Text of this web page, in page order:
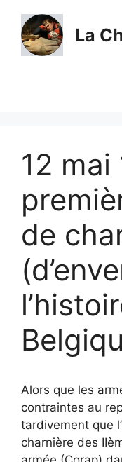
contenu
La
12 mai
de
Alors que les
contraintes au
tardivement que
charnière des